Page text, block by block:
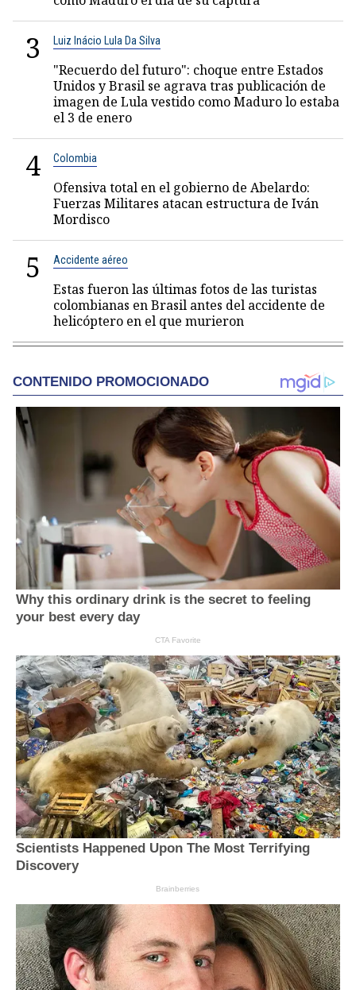
3 Luiz Inácio Lula Da Silva
"Recuerdo del futuro": choque entre Estados
Unidos y Brasil se agrava tras publicación de
imagen de Lula vestido como Maduro lo estaba
el 3 de enero
4 Colombia
Ofensiva total en el gobierno de Abelardo:
Fuerzas Militares atacan estructura de Iván
Mordisco
5 Accidente aéreo
Estas fueron las últimas fotos de las turistas
colombianas en Brasil antes del accidente de
helicóptero en el que murieron